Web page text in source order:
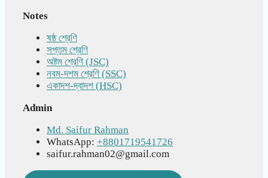
Notes
ষষ্ঠ শ্রেণি
সপ্তম শ্রেণি
অষ্টম শ্রেণি (JSC)
নবম-দশম শ্রেণি (SSC)
একাদশ-দ্বাদশ (HSC)
Admin
Md. Saifur Rahman
WhatsApp: +8801719541726
saifur.rahman02@gmail.com